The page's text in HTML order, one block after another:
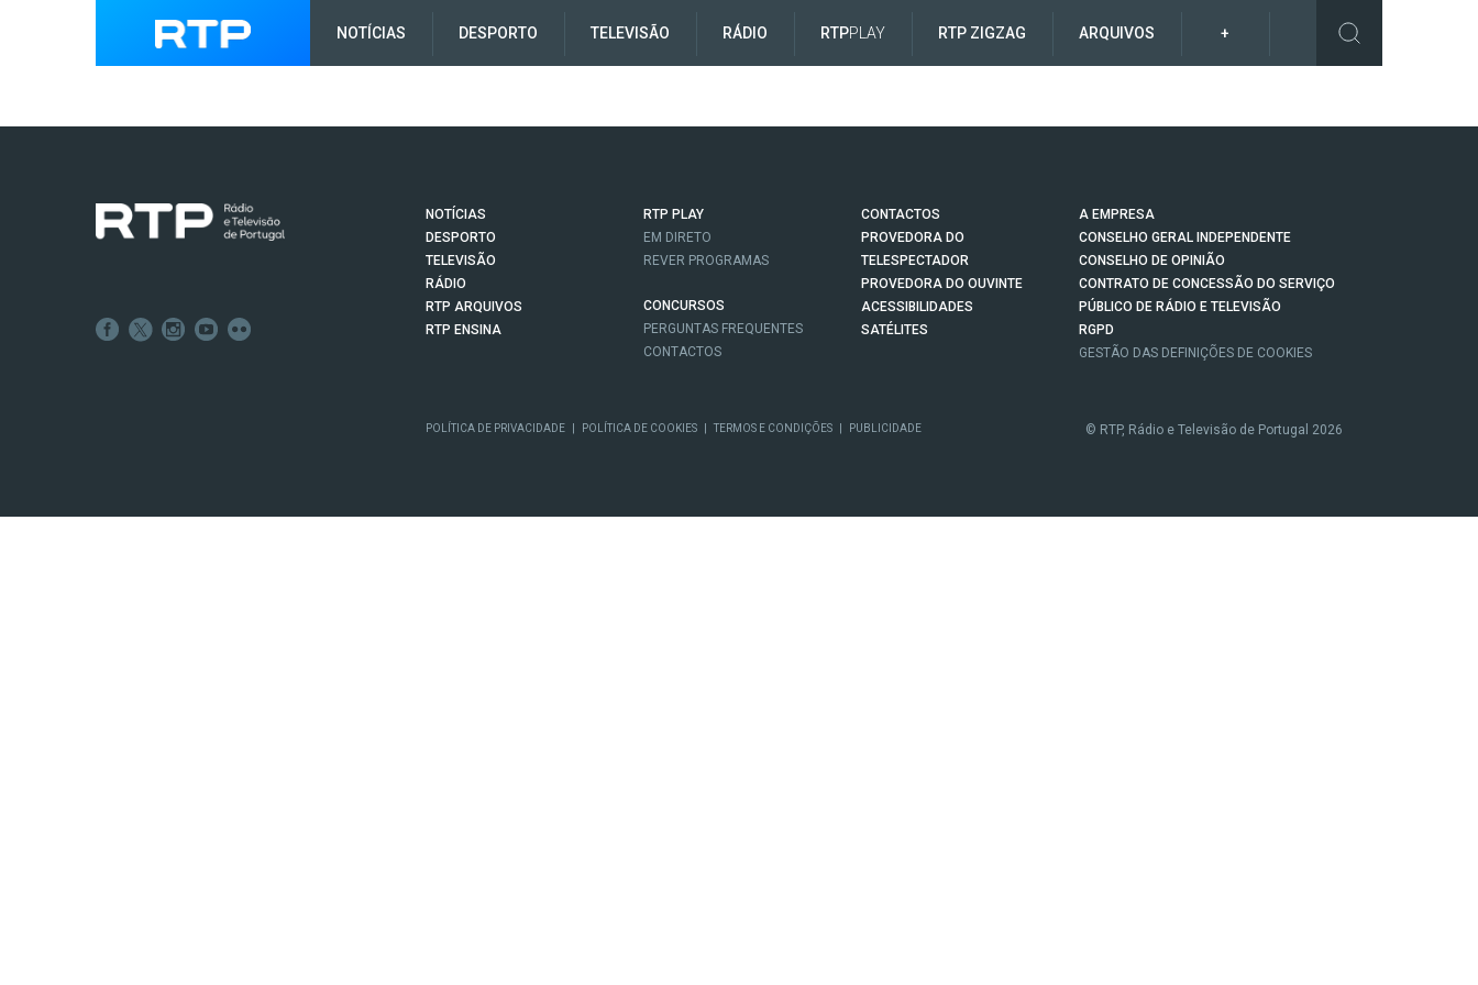
NOTÍCIAS DESPORTO TELEVISÃO RÁDIO RTPPLAY RTP ZIGZAG ARQUIVOS +
NOTÍCIAS
DESPORTO
TELEVISÃO
RÁDIO
RTP ARQUIVOS
RTP ENSINA
RTP PLAY
EM DIRETO
REVER PROGRAMAS
CONCURSOS
PERGUNTAS FREQUENTES
CONTACTOS
CONTACTOS
PROVEDORA DO
TELESPECTADOR
PROVEDORA DO OUVINTE
ACESSIBILIDADES
SATÉLITES
A EMPRESA
CONSELHO GERAL INDEPENDENTE
CONSELHO DE OPINIÃO
CONTRATO DE CONCESSÃO DO SERVIÇO
PÚBLICO DE RÁDIO E TELEVISÃO
RGPD
GESTÃO DAS DEFINIÇÕES DE COOKIES
POLÍTICA DE PRIVACIDADE POLÍTICA DE COOKIES TERMOS E CONDIÇÕES PUBLICIDADE © RTP, Rádio e Televisão de Portugal 2026